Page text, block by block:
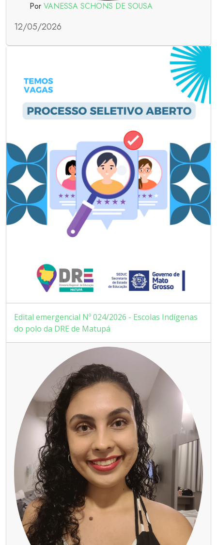
Por VANESSA SCHONS DE SOUSA
12/05/2026
Edital emergencial Nº 024/2026 - Escolas Indígenas
do polo da DRE de Matupá